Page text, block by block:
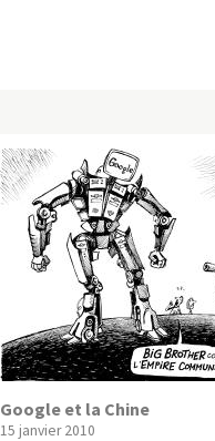
Google et la Chine
15 janvier 2010